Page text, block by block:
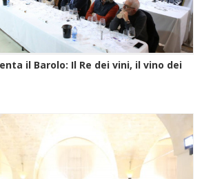
il Barolo: Il Re dei vini, il vino dei